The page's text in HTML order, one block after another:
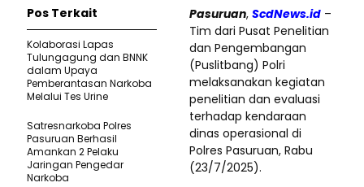
Pasuruan, ScdNews.id –
Tim dari Pusat Penelitian
dan Pengembangan
(Puslitbang) Polri
melaksanakan kegiatan
penelitian dan evaluasi
terhadap kendaraan
dinas operasional di
Polres Pasuruan, Rabu
(23/7/2025).
Pos Terkait
Kolaborasi Lapas
Tulungagung dan BNNK
dalam Upaya
Pemberantasan Narkoba
Melalui Tes Urine
Satresnarkoba Polres
Pasuruan Berhasil
Amankan 2 Pelaku
Jaringan Pengedar
Narkoba